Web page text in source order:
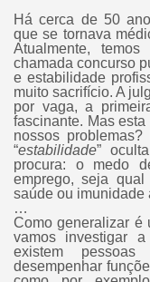
Há cerca de 50
que se tornava
Atualmente,
chamada concurso
e estabilidade
muito sacrifício. A
por vaga, a
fascinante. Mas
nossos
“estabilidade”
procura: o medo
emprego, seja
saúde ou imunidade
…
Como generalizar é
vamos investigar
existem
desempenhar